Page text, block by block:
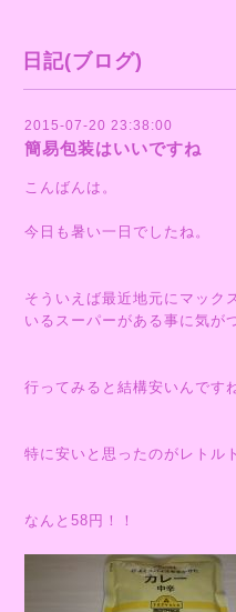
日記(ブログ)
2015-07-20 23:38:00
簡易包装はいいですね
こんばんは。
今日も暑い一日でしたね。
そういえば最近地元にマック
いるスーパーがある事に気が
行ってみると結構安いんです
特に安いと思ったのがレトル
なんと58円！！